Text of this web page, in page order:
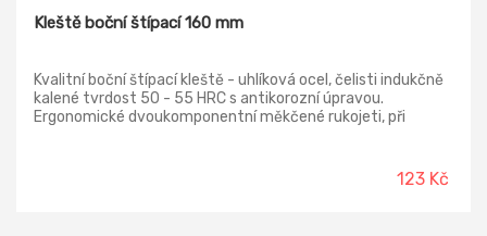
Kleště boční štípací 160 mm
Kvalitní boční štípací kleště - uhlíková ocel, čelisti indukčně
kalené tvrdost 50 - 55 HRC s antikorozní úpravou.
Ergonomické dvoukomponentní měkčené rukojeti, při
123 Kč